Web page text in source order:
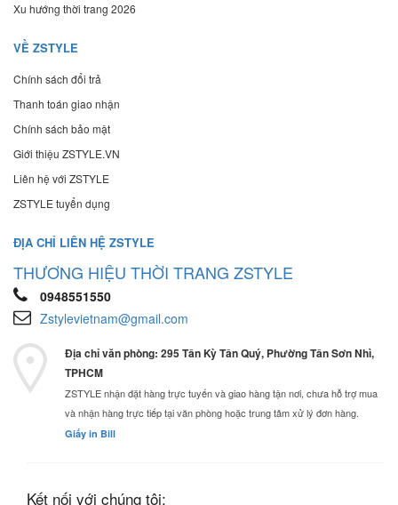
Xu hướng thời trang 2026
VỀ ZSTYLE
Chính sách đổi trả
Thanh toán giao nhận
Chính sách bảo mật
Giới thiệu ZSTYLE.VN
Liên hệ với ZSTYLE
ZSTYLE tuyển dụng
ĐỊA CHỈ LIÊN HỆ ZSTYLE
THƯƠNG HIỆU THỜI TRANG ZSTYLE
0948551550
Zstylevietnam@gmail.com
Địa chỉ văn phòng: 295 Tân Kỳ Tân Quý, Phường Tân Sơn Nhì,
TPHCM
ZSTYLE nhận đặt hàng trực tuyến và giao hàng tận nơi, chưa hỗ trợ mua
và nhận hàng trực tiếp tại văn phòng hoặc trung tâm xử lý đơn hàng.
Giấy in Bill
Kết nối với chúng tôi: